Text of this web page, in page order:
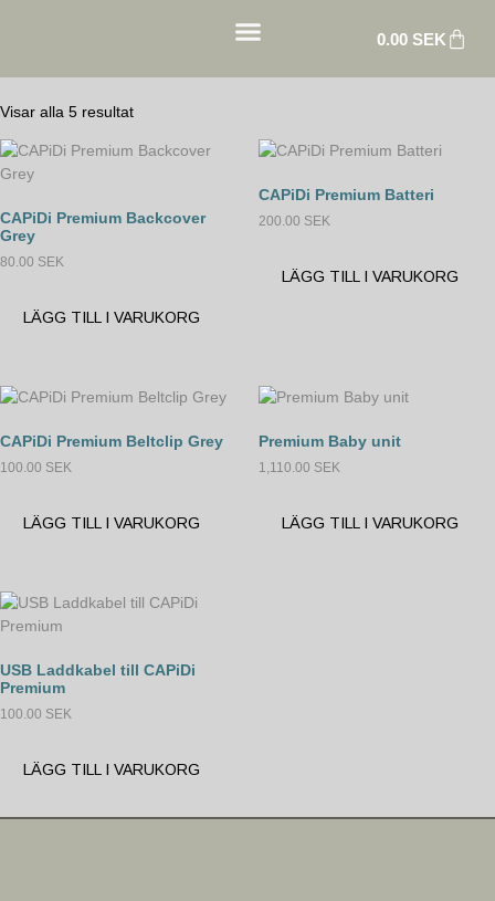
0.00 SEK
Visar alla 5 resultat
CAPiDi Premium Backcover
Grey
80.00 SEK
LÄGG TILL I VARUKORG
CAPiDi Premium Batteri
200.00 SEK
LÄGG TILL I VARUKORG
CAPiDi Premium Beltclip Grey
100.00 SEK
LÄGG TILL I VARUKORG
Premium Baby unit
1,110.00 SEK
LÄGG TILL I VARUKORG
USB Laddkabel till CAPiDi
Premium
100.00 SEK
LÄGG TILL I VARUKORG